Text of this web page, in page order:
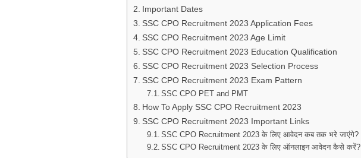
Important Dates
SSC CPO Recruitment 2023 Application Fees
SSC CPO Recruitment 2023 Age Limit
SSC CPO Recruitment 2023 Education Qualification
SSC CPO Recruitment 2023 Selection Process
SSC CPO Recruitment 2023 Exam Pattern
SSC CPO PET and PMT
How To Apply SSC CPO Recruitment 2023
SSC CPO Recruitment 2023 Important Links
SSC CPO Recruitment 2023 के लिए आवेदन कब तक भरे जाएंगे?
SSC CPO Recruitment 2023 के लिए ऑनलाइन आवेदन कैसे करें?